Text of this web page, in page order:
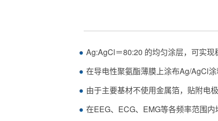
Ag:AgCl＝80:20 的均匀涂层，可实
在导电性聚氨酯薄膜上涂布Ag/AgCl
由于主要基材不使用金属箔，贴附电
在EEG、ECG、EMG等各频率范围